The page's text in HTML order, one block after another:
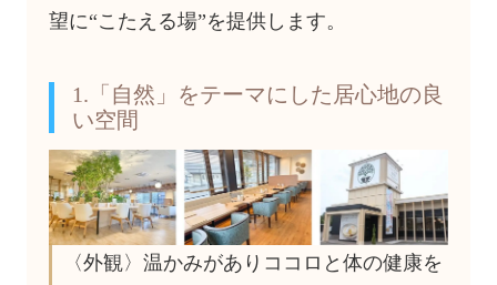
望に“こたえる場”を提供します。
1.「自然」をテーマにした居心地の良
い空間
〈外観〉温かみがありココロと体の健康を